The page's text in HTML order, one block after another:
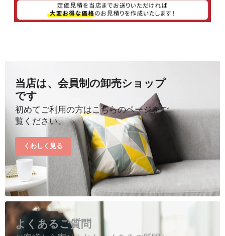
当店は、会員制の卸売ショップ
です
初めてご利用の方はこちらのページをご
覧ください。
くわしく見る
よくあるご質問